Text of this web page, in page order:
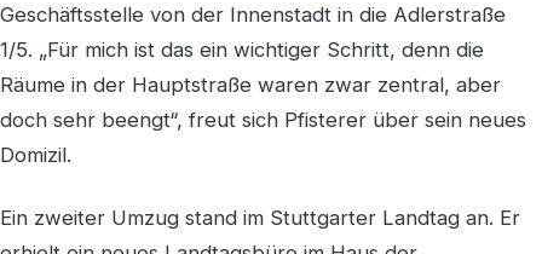
Geschäftsstelle von der Innenstadt in die Adlerstraße
1/5. „Für mich ist das ein wichtiger Schritt, denn die
Räume in der Hauptstraße waren zwar zentral, aber
doch sehr beengt“, freut sich Pfisterer über sein neues
Domizil.
Ein zweiter Umzug stand im Stuttgarter Landtag an. Er